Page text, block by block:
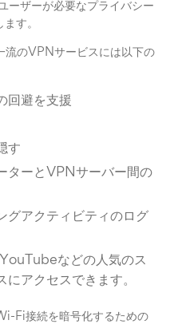
ーザーが必要なプライバシー
す。
のVPNサービスには以下の
回避を支援
す
ターとVPNサーバー間の
グアクティビティのログ
などの人気のス
にアクセスできます。
Fi接続を暗号化するための